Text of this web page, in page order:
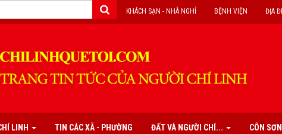
ĐỊA
BỆNH VIỆN
KHÁCH SẠN - NHÀ NGHỈ
LINH TIN CÁC XÃ - PHƯỜNG ĐẤT VÀ NGƯỜI CHÍ... CÔN